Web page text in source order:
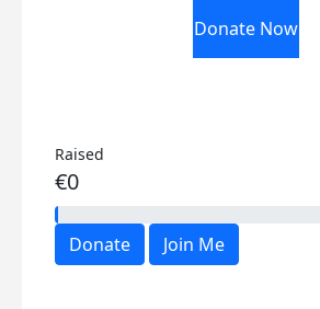
Donate Now
Raised
€0
Donate Join Me